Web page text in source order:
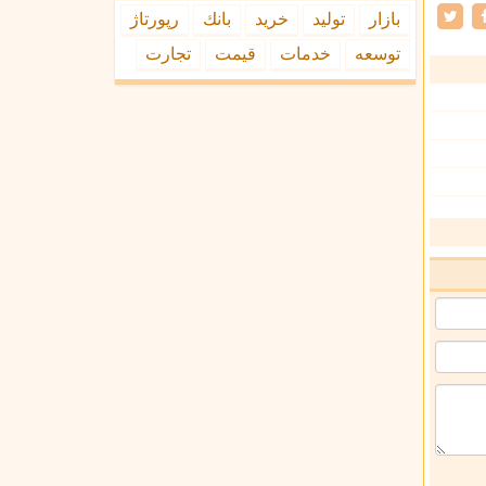
بازار تولید خرید بانك
رپورتاژ
توسعه
خدمات قیمت تجارت